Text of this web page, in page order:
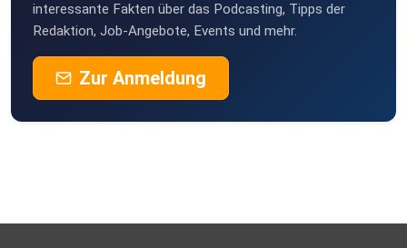
interessante Fakten über das Podcasting, Tipps der
Redaktion, Job-Angebote, Events und mehr.
Zur Anmeldung